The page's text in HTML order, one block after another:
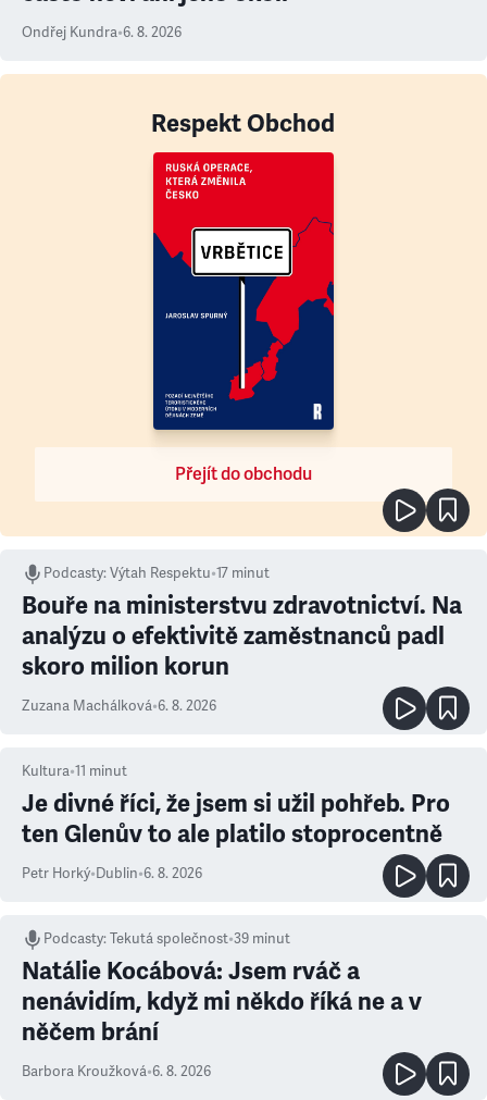
Ondřej Kundra•6. 8. 2026
Respekt Obchod
Přejít do obchodu
Podcasty:Výtah Respektu•17 minut
Bouře na ministerstvu zdravotnictví. Na
analýzu o efektivitě zaměstnanců padl
skoro milion korun
Zuzana Machálková•6. 8. 2026
Kultura•11 minut
Je divné říci, že jsem si užil pohřeb. Pro
ten Glenův to ale platilo stoprocentně
Petr Horký•Dublin•6. 8. 2026
Podcasty:Tekutá společnost•39 minut
Natálie Kocábová: Jsem rváč a
nenávidím, když mi někdo říká ne a v
něčem brání
Barbora Kroužková•6. 8. 2026